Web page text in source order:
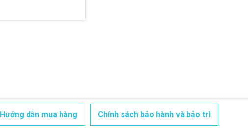
Hướng dẫn mua hàng Chính sách bảo hành và bảo trì